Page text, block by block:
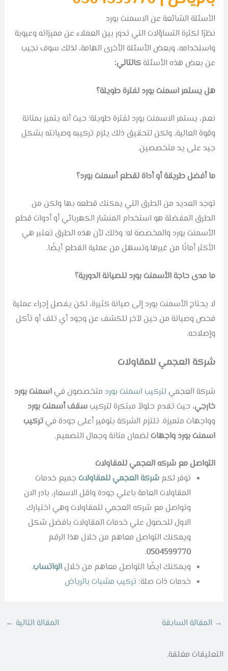
الأسئلة الشائعة عن الاسمنت بورد
نظرًا لكثرة التساؤلات التي تدور بين العملاء عن مميزاته وعيوبة
واستخدامه، وبعض الأسئلة الأخرى الهامة، لذلك سوف نجيب
عن بعض هذه الأسئلةكالتالي:
هل يستمر اسمنت بورد لفترة طويلة؟
نعم، يستمر الاسمنت بورد لفترة طويلة؛ حيث أنه يتميز بمتانة
وقوة العالية، ولكن لتحقيق ذلك يلزم تركيبه وصيانته بشكل
جيد على يد متخصصين.
ما أفضل طريقة أو أداة لقطع أسمنت بورد؟
توجد العديد من الطرق التي يمكنك قطعه بها ولكن من
الطرق المفضلة هو استخدام المنشار الكهربائي أو أدوات قطع
الأسمنت بورد والمخصصة له؛ وذلك لأن هذه الطرق تعتبر هي
الأكثر أمانًا من غيرها.وتسهل من عملية القطع أيضًا.
ما مدى حاجة الأسمنت بورد للصيانة الدورية؟
لا يحتاج الأسمنت بورد إلى صيانة كثيرة، لكن يفصل إجراء عملية
فحص وصيانة من حين لآخر للكشف عن وجود أي تلف أو تأكل
وإصلاحه.
شركة العجمي للمقاولات
شركة العجمي لتركيب اسمنت بورد متخصصون فياسمنت بورد
خارجي، حيث تقدم حلولاً مبتكرة لتركيبسقف أسمنت بورد
وواجهات متميزة. تلتزم الشركة بتوفير أعلى جودة فيتركيب
اسمنت بورد واجهاتلضمان متانة وجمال التصميم.
التواصل مع شركه العجمي للمقاولات
توفر لكم شركة العجمي للمقاولاتجميع خدمات
المقاولات العامة باعلي جودة واقل الاسعار، بادر الان
وتواصل مع شركه العجمي للمقاولات وهي اختيارك
الاول للحصول علي خدمات المقاولات بافضل شكل
ويمكنك التواصل معاهم من خلال هذا الرقم
0504599770
.
ويمكنك ايضًا التواصل معاهم من خلالالواتساب.
خدمات ذات صلة: تركيب مشبات بالرياض
→ المقالة السابقة المقالة التالية ←
التعليقات مغلقة.